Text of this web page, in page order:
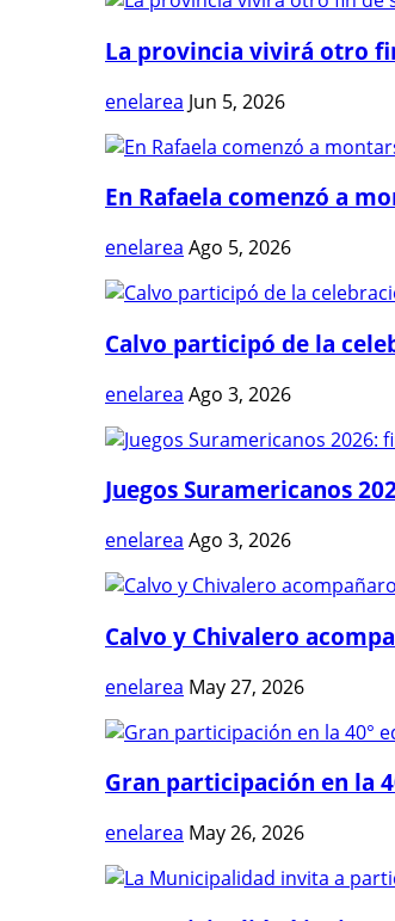
La provincia vivirá otro
enelarea Jun 5, 2026
En Rafaela comenzó a
enelarea Ago 5, 2026
Calvo participó de la
enelarea Ago 3, 2026
Juegos Suramericanos
enelarea Ago 3, 2026
Calvo y Chivalero
enelarea May 27, 2026
Gran participación en la
enelarea May 26, 2026